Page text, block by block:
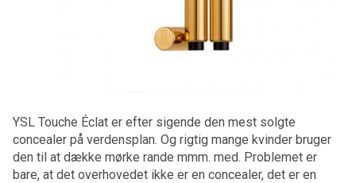
YSL Touche Éclat er efter sigende den mest solgte
concealer på verdensplan. Og rigtig mange kvinder bruger
den til at dække mørke rande mmm. med. Problemet er
bare, at det overhovedet ikke er en concealer, det er en